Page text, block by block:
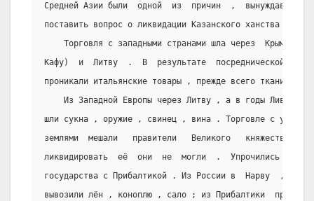
Средней Азии были  одной  из  причин  ,  вынуждавших
поставить вопрос о ликвидации Казанского ханства .
Торговля с западными странами шла через  Крым
Кафу)  и  Литву  .  В  результате  посреднической
проникали итальянские товары , прежде всего ткани и
Из Западной Европы через Литву , а в годы
шли сукна , оружие , свинец , вина . Торговле с
землями  мешали   правители   Великого   княжества
ликвидировать  её  они  не  могли  .  Упрочились
государства с Прибалтикой . Из России в  Нарву  ,
вывозили лён , коноплю , сало ; из Прибалтики